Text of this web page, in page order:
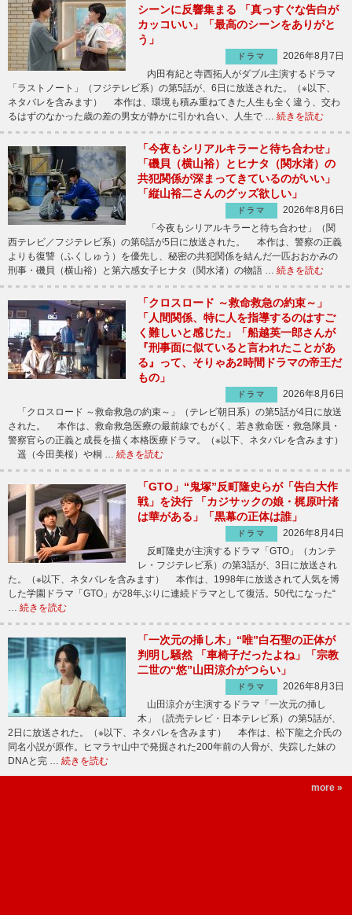
シーンに反響集まる 「真っすぐな告白が
カッコいい」「最高のシーンをありがと
う」
ドラマ
2026年8月7日
内田有紀と寺西拓人がダブル主演するドラマ
「ラストノート」（フジテレビ系）の第5話が、6日に放送された。（※以下、
ネタバレを含みます） 本作は、環境も積み重ねてきた人生も全く違う、交わ
るはずのなかった歳の差の男女が静かに引かれ合い、人生で … 続きを読む
「今夜もシリアルキラーと待ち合わせ」
「磯貝（横山裕）とヒナタ（関水渚）の
共犯関係が深まってきているのがいい」
「縦山裕二さんのグッズ欲しい」
ドラマ
2026年8月6日
「今夜もシリアルキラーと待ち合わせ」（関
西テレビ／フジテレビ系）の第6話が5日に放送された。 本作は、警察の正義
よりも復讐（ふくしゅう）を優先し、秘密の共犯関係を結んだ一匹おおかみの
刑事・磯貝（横山裕）と第六感女子ヒナタ（関水渚）の物語 … 続きを読む
「クロスロード ～救命救急の約束～」
「人間関係、特に人を指導するのはすご
く難しいと感じた」「船越英一郎さんが
『刑事面に似ていると言われたことがあ
る』って、そりゃあ2時間ドラマの帝王だ
もの」
ドラマ
2026年8月6日
「クロスロード ～救命救急の約束～」（テレビ朝日系）の第5話が4日に放送
された。 本作は、救命救急医療の最前線でもがく、若き救命医・救急隊員・
警察官らの正義と成長を描く本格医療ドラマ。（※以下、ネタバレを含みます）
遥（今田美桜）や桐 … 続きを読む
「GTO」“鬼塚”反町隆史らが「告白大作
戦」を決行 「カジサックの娘・梶原叶渚
は華がある」「黒幕の正体は誰」
ドラマ
2026年8月4日
反町隆史が主演するドラマ「GTO」（カンテ
レ・フジテレビ系）の第3話が、3日に放送され
た。（※以下、ネタバレを含みます） 本作は、1998年に放送されて人気を博
した学園ドラマ「GTO」が28年ぶりに連続ドラマとして復活。50代になった“
続きを読む
「一次元の挿し木」“唯”白石聖の正体が
判明し騒然 「車椅子だったよね」「宗教
二世の“悠”山田涼介がつらい」
ドラマ
2026年8月3日
山田涼介が主演するドラマ「一次元の挿し
木」（読売テレビ・日本テレビ系）の第5話が、
2日に放送された。（※以下、ネタバレを含みます） 本作は、松下龍之介氏の
同名小説が原作。ヒマラヤ山中で発掘された200年前の人骨が、失踪した妹の
DNAと完 … 続きを読む
more »